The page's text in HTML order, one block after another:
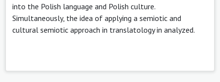
into the Polish language and Polish culture.
Simultaneously, the idea of applying a semiotic and
cultural semiotic approach in translatology in analyzed.